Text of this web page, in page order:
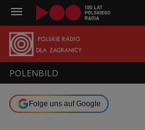
POLENBILD
Folge uns auf Google